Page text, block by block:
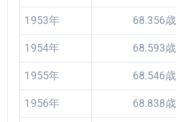
1953年 68.356歳
1954年 68.593歳
1955年 68.546歳
1956年 68.838歳